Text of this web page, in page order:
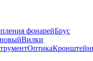
фонарейБрус
Вилки
Оптика